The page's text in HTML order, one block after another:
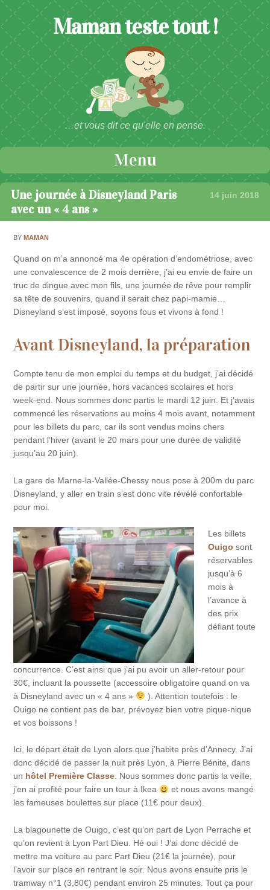
Maman teste tout !
…et vous dit ce qu'elle en pense.
Menu
Passer au contenu
Une journée à Disneyland Paris
avec un « 4 ans »
14 juin 2018
BYMAMAN
Quand on m’a annoncé ma 4e opération d’endométriose, avec
une convalescence de 2 mois derrière, j’ai eu envie de faire un
truc de dingue avec mon fils, une journée de rêve pour remplir
sa tête de souvenirs, quand il serait chez papi-mamie…
Disneyland s’est imposé, soyons fous et vivons à fond !
Avant Disneyland, la préparation
Compte tenu de mon emploi du temps et du budget, j’ai décidé
de partir sur une journée, hors vacances scolaires et hors
week-end. Nous sommes donc partis le mardi 12 juin. Et j’avais
commencé les réservations au moins 4 mois avant, notamment
pour les billets du parc, car ils sont vendus moins chers
pendant l’hiver (avant le 20 mars pour une durée de validité
jusqu’au 20 juin).
La gare de Marne-la-Vallée-Chessy nous pose à 200m du parc
Disneyland, y aller en train s’est donc vite révélé confortable
pour moi.
Les billets
Ouigo sont
réservables
jusqu’à 6
mois à
l’avance à
des prix
défiant toute
concurrence. C’est ainsi que j’ai pu avoir un aller-retour pour
30€, incluant la poussette (accessoire obligatoire quand on va
à Disneyland avec un « 4 ans »
). Attention toutefois : le
Ouigo ne contient pas de bar, prévoyez bien votre pique-nique
et vos boissons !
Ici, le départ était de Lyon alors que j’habite près d’Annecy. J’ai
donc décidé de passer la nuit près Lyon, à Pierre Bénite, dans
un hôtel Première Classe. Nous sommes donc partis la veille,
j’en ai profité pour faire un tour à Ikea
et nous avons mangé
les fameuses boulettes sur place (11€ pour deux).
La blagounette de Ouigo, c’est qu’on part de Lyon Perrache et
qu’on revient à Lyon Part Dieu. Hé oui ! J’ai donc décidé de
mettre ma voiture au parc Part Dieu (21€ la journée), pour
l’avoir sur place en rentrant le soir. Nous avons ensuite pris le
tramway n°1 (3,80€) pendant environ 25 minutes. Tout ça pour